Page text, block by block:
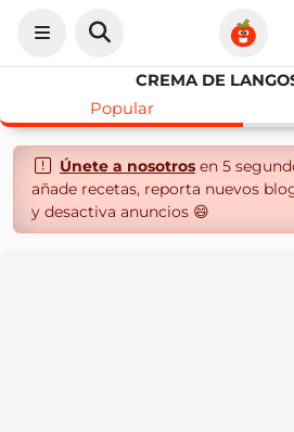
CREMA DE
Popular
Únete a nosotrosen 5
añade recetas, reporta nuevos
y desactiva anuncios 😄